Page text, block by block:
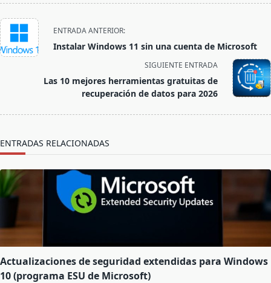
<span
class="nav-
subtitle
text">Página</span>
ENTRADA ANTERIOR:
Instalar Windows 11 sin una cuenta de Microsoft
SIGUIENTE ENTRADA
Las 10 mejores herramientas gratuitas de
recuperación de datos para 2026
ENTRADAS RELACIONADAS
Actualizaciones de seguridad extendidas para Windows
10 (programa ESU de Microsoft)